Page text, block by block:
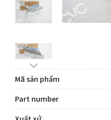
Mã sản phẩm
Part number